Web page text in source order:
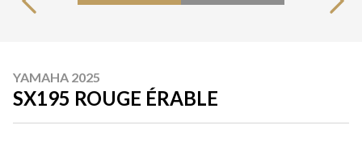
YAMAHA 2025
SX195 ROUGE ÉRABLE